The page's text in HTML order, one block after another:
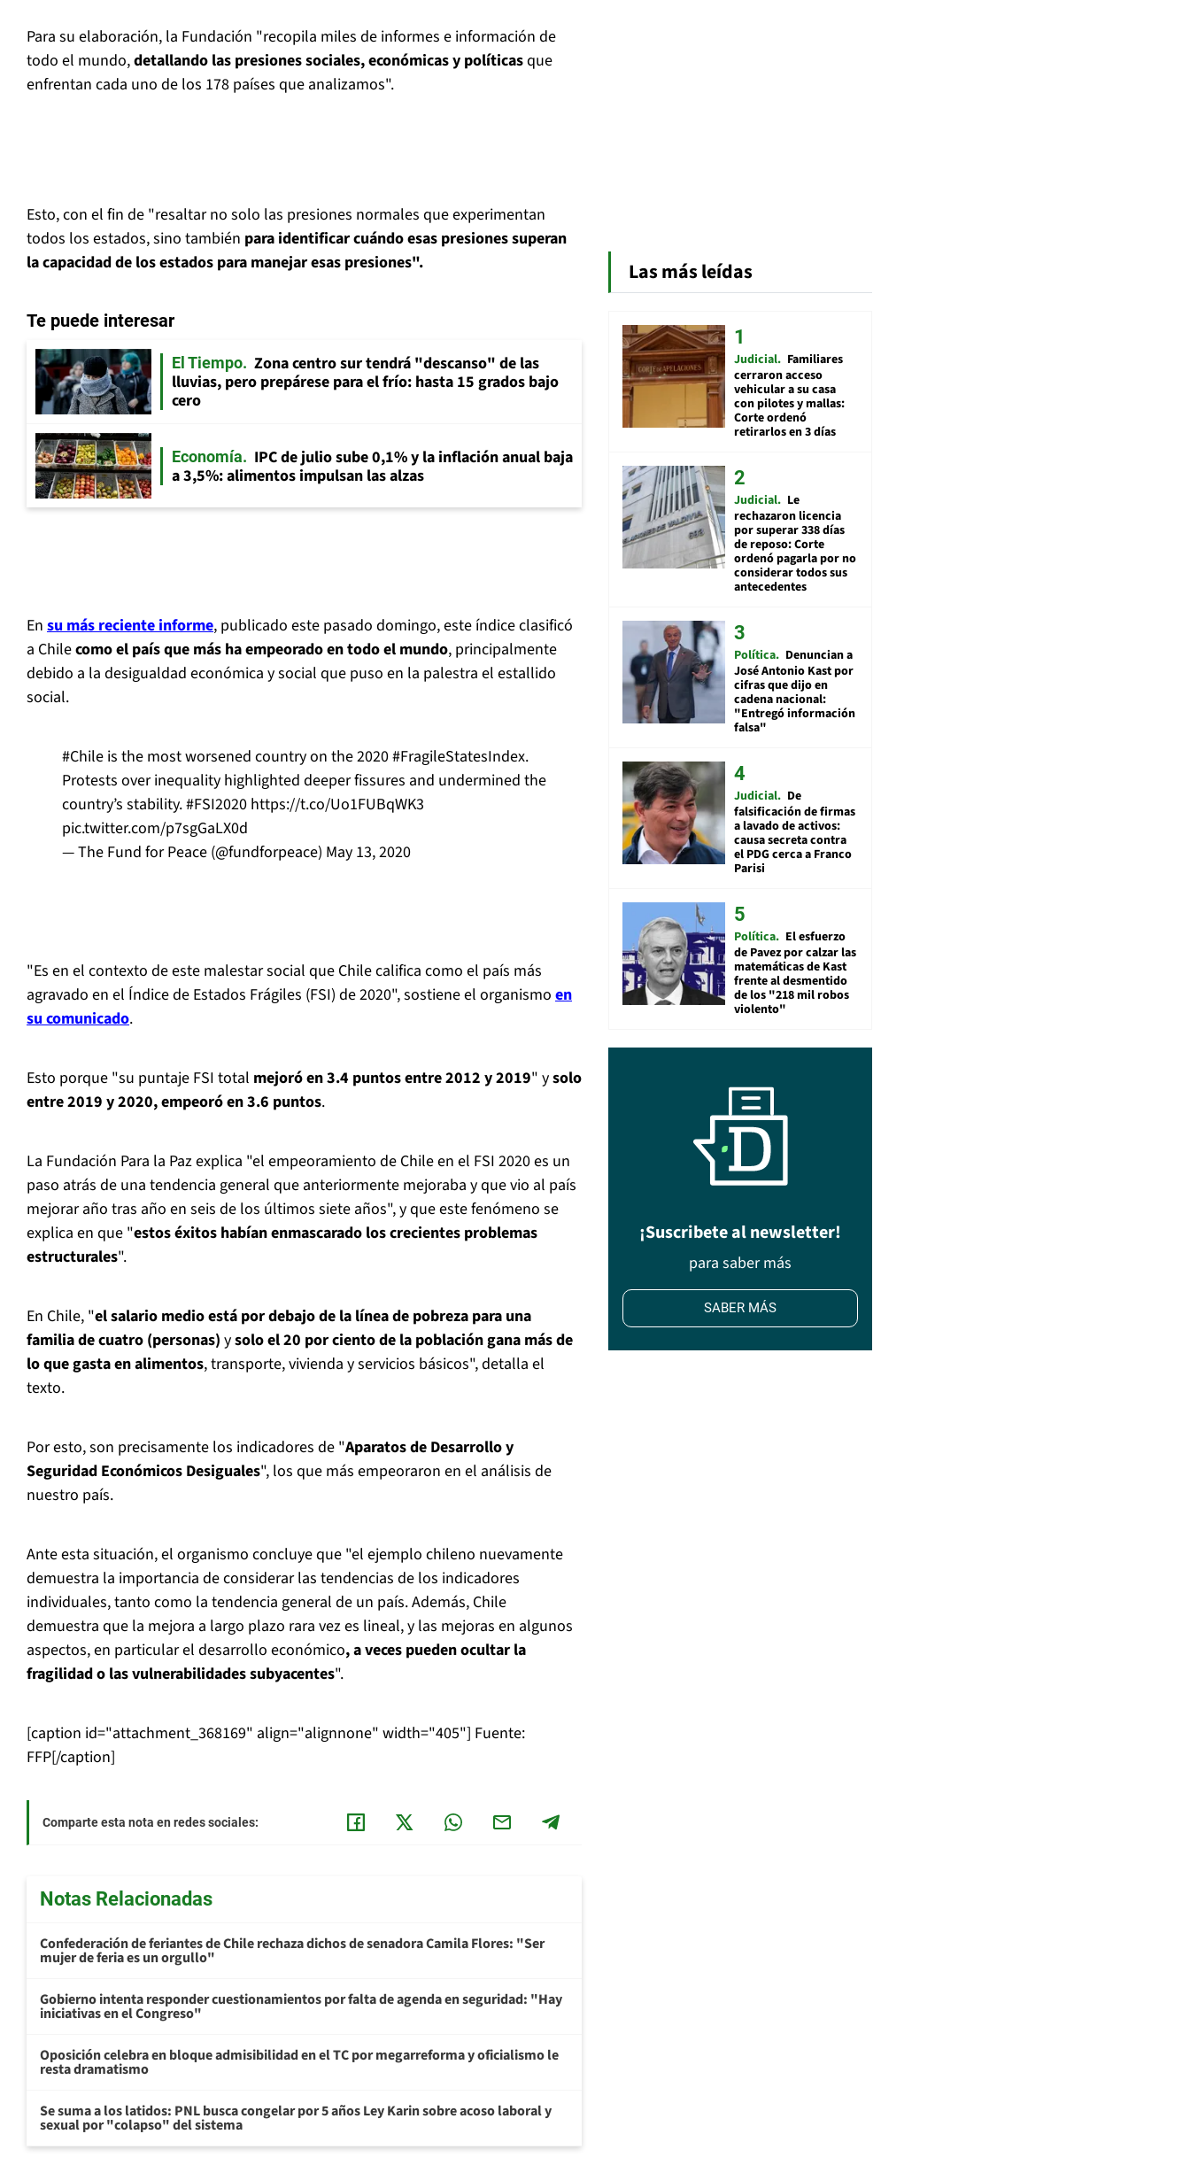
Para su elaboración, la Fundación "recopila miles de informes e información de
todo el mundo,detallando las presiones sociales, económicas y políticasque
enfrentan cada uno de los 178 países que analizamos".
Esto, con el fin de "resaltar no solo las presiones normales que experimentan
todos los estados, sino también para identificar cuándo esas presiones superan
la capacidad de los estados para manejar esas presiones".
Te puede interesar
El Tiempo
Zona centro sur tendrá "descanso" de las
lluvias, pero prepárese para el frío: hasta 15 grados bajo
cero
Economía
IPC de julio sube 0,1% y la inflación anual baja
a 3,5%: alimentos impulsan las alzas
En su más reciente informe, publicado este pasado domingo, este índice clasificó
a Chilecomo el país que más ha empeorado en todo el mundo, principalmente
debido a la desigualdad económica y social que puso en la palestra el estallido
social.
#Chile is the most worsened country on the 2020#FragileStatesIndex.
Protests over inequality highlighted deeper fissures and undermined the
country’s stability.#FSI2020 https://t.co/Uo1FUBqWK3
pic.twitter.com/p7sgGaLX0d
— The Fund for Peace (@fundforpeace) May 13, 2020
"Es en el contexto de este malestar social que Chile califica como el país más
agravado en el Índice de Estados Frágiles (FSI) de 2020", sostiene el organismo en
su comunicado.
Esto porque "su puntaje FSI total mejoró en 3.4 puntos entre 2012 y 2019" ysolo
entre 2019 y 2020, empeoró en 3.6 puntos.
La Fundación Para la Paz explica "el empeoramiento de Chile en el FSI 2020 es un
paso atrás de una tendencia general que anteriormente mejoraba y que vio al país
mejorar año tras año en seis de los últimos siete años", y que este fenómeno se
explica en que "estos éxitos habían enmascarado los crecientes problemas
estructurales".
En Chile, "el salario medio está por debajo de la línea de pobreza para una
familia de cuatro (personas) ysolo el 20 por ciento de la población gana más de
lo que gasta en alimentos, transporte, vivienda y servicios básicos", detalla el
texto.
Por esto, son precisamente los indicadores de "Aparatos de Desarrollo y
Seguridad Económicos Desiguales", los que más empeoraron en el análisis de
nuestro país.
Ante esta situación, el organismo concluye que "el ejemplo chileno nuevamente
demuestra la importancia de considerar las tendencias de los indicadores
individuales, tanto como la tendencia general de un país. Además, Chile
demuestra que la mejora a largo plazo rara vez es lineal, y las mejoras en algunos
aspectos, en particular el desarrollo económico, a veces pueden ocultar la
fragilidad o las vulnerabilidades subyacentes".
[caption id="attachment_368169" align="alignnone" width="405"] Fuente:
FFP[/caption]
Comparte esta nota en redes sociales:
Notas Relacionadas
Confederación de feriantes de Chile rechaza dichos de senadora Camila Flores: "Ser
mujer de feria es un orgullo"
Gobierno intenta responder cuestionamientos por falta de agenda en seguridad: "Hay
iniciativas en el Congreso"
Oposición celebra en bloque admisibilidad en el TC por megarreforma y oficialismo le
resta dramatismo
Se suma a los latidos: PNL busca congelar por 5 años Ley Karin sobre acoso laboral y
sexual por "colapso" del sistema
Las más leídas
Judicial Familiares
cerraron acceso
vehicular a su casa
con pilotes y mallas:
Corte ordenó
retirarlos en 3 días
Judicial Le
rechazaron licencia
por superar 338 días
de reposo: Corte
ordenó pagarla por no
considerar todos sus
antecedentes
Política Denuncian a
José Antonio Kast por
cifras que dijo en
cadena nacional:
"Entregó información
falsa"
Judicial De
falsificación de firmas
a lavado de activos:
causa secreta contra
el PDG cerca a Franco
Parisi
Política El esfuerzo
de Pavez por calzar las
matemáticas de Kast
frente al desmentido
de los "218 mil robos
violento"
¡Suscribete al newsletter!
para saber más
SABER MÁS